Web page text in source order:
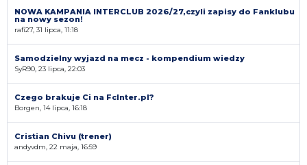
NOWA KAMPANIA INTERCLUB 2026/27,czyli zapisy do Fanklubu
na nowy sezon!
rafi27, 31 lipca, 11:18
Samodzielny wyjazd na mecz - kompendium wiedzy
SyR90, 23 lipca, 22:03
Czego brakuje Ci na FcInter.pl?
Borgen, 14 lipca, 16:18
Cristian Chivu (trener)
andyvdm, 22 maja, 16:59